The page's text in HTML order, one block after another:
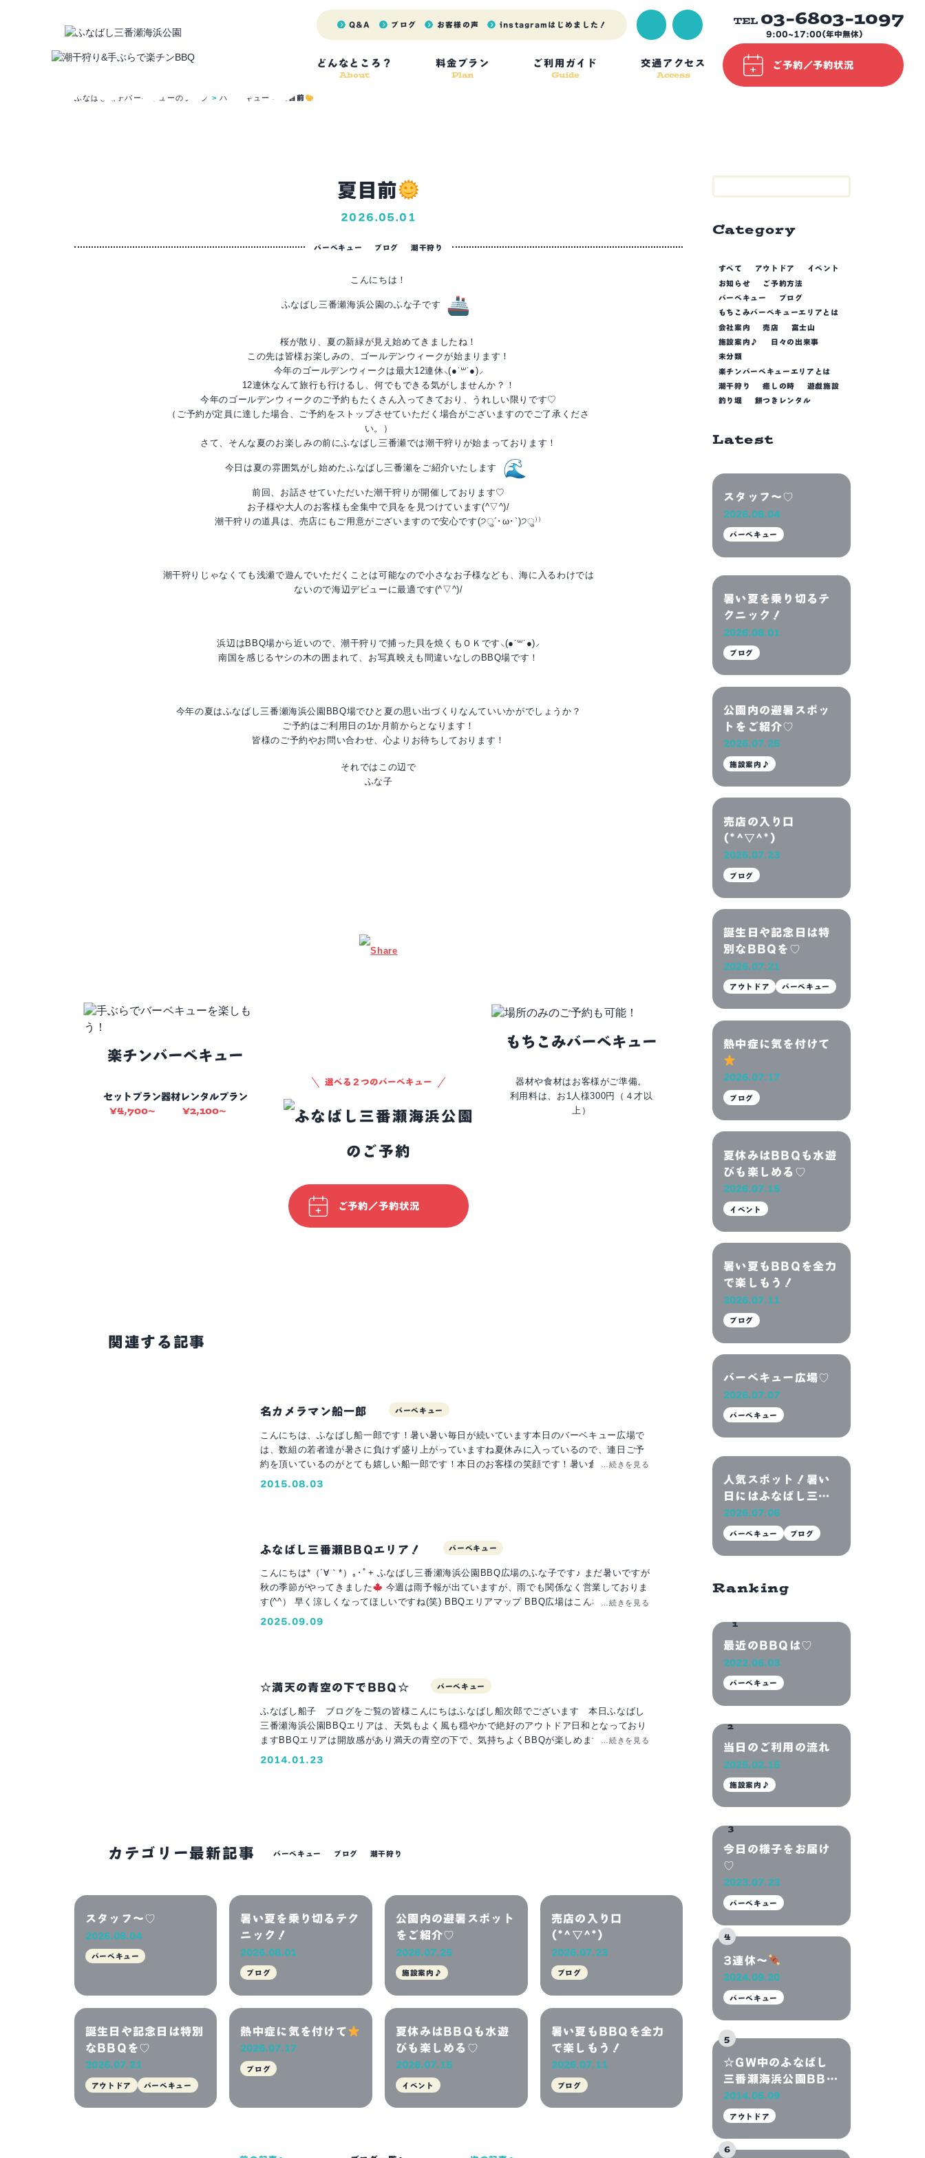
Q&A ブログ お客様の声 instagram はじめました！ TEL 03-6803-1097
9:00~17:00(年中無休)
どんなところ？
About
料金プラン
Plan
ご利用ガイド
Guide
交通アクセス
Access
ご予約／予約状況
Blog
ふなばし船子バーベキューのブログ バーベキュー 夏目前
夏目前
2026.05.01
バーベキュー ブログ 潮干狩り
こんにちは！
ふなばし三番瀬海浜公園のふな子です
桜が散り、夏の新緑が見え始めてきましたね！
この先は皆様お楽しみの、ゴールデンウィークが始まります！
今年のゴールデンウィークは最大12連休⸜(●˙꒳˙●)⸝
12連休なんて旅行も行けるし、何でもできる気がしませんか？！
今年のゴールデンウィークのご予約もたくさん入ってきており、うれしい限りです♡
（ご予約が定員に達した場合、ご予約をストップさせていただく場合がございますのでご了承くださ
い。）
さて、そんな夏のお楽しみの前にふなばし三番瀬では潮干狩りが始まっております！
今日は夏の雰囲気がし始めたふなばし三番瀬をご紹介いたします
前回、お話させていただいた潮干狩りが開催しております♡
お子様や大人のお客様も全集中で貝をを見つけています(^▽^)/
潮干狩りの道具は、売店にもご用意がございますので安心です(੭ु´･ω･`)੭ु⁾⁾
潮干狩りじゃなくても浅瀬で遊んでいただくことは可能なので小さなお子様なども、海に入るわけでは
ないので海辺デビューに最適です(^▽^)/
浜辺はBBQ場から近いので、潮干狩りで捕った貝を焼くもＯＫです⸜(●˙꒳˙●)⸝
南国を感じるヤシの木の囲まれて、お写真映えも間違いなしのBBQ場です！
今年の夏はふなばし三番瀬海浜公園BBQ場でひと夏の思い出づくりなんていいかがでしょうか？
ご予約はご利用日の1か月前からとなります！
皆様のご予約やお問い合わせ、心よりお待ちしております！
それではこの辺で
ふな子
Email
楽チンバーベキュー
セットプラン
¥4,700〜
器材レンタルプラン
¥2,100〜
選べる２つのバーベキュー
のご予約
ご予約／予約状況
もちこみバーベキュー
器材や食材はお客様がご準備。
利用料は、お1人様300円（４才以
上）
関連する記事
名カメラマン船一郎 バーベキュー
こんにちは、ふなばし船一郎です！暑い暑い毎日が続いています本日のバーベキュー広場で
は、数組の若者達が暑さに負けず盛り上がっていますね夏休みに入っているので、連日ご予
約を頂いているのがとても嬉しい船一郎です！本日のお客様の笑顔です！暑い倉庫の中で洗
い物をしている船一郎の事を気遣ってくれたりとても気持ち良く元気な若者達でしたまた来
…続きを見る
2015.08.03
ふなばし三番瀬BBQエリア！ バーベキュー
こんにちは*（´∀｀*）｡･ﾟ+ ふなばし三番瀬海浜公園BBQ広場のふな子です♪ まだ暑いですが
秋の季節がやってきました
今週は雨予報が出ていますが、雨でも関係なく営業しておりま
す(^^） 早く涼しくなってほしいですね(笑) BBQエリアマップ BBQ広場はこんな感じです！
右側ではの芝生でバトミントンをしたり遊んでるお客様もいらっしゃいます。 とても広いの
てみてください。 お菓子やカップラーメン、飲み物もございます！ 【営業時間】 9時から16
す♡ バーベキュー場についての不明な点は、お問い合わせ下さい
気持よく、対応させて頂
きます
. . 𖥧 𖥧 𖧧 ˒˒. . 𖡼.𖤣𖥧 ⠜. . 𖥧 𖥧 𖧧 ˒˒. . 𖡼.𖤣𖥧 ⠜ ❁器材レンタルプラン 2,400円 ４名様
～ ❁器材・食材付きプラン 5,200円 4名様～ ❁もちこみエリア 300円 1名様～ お問い
合わせはお問い合わせフォーム メール、LINE、お電話 皆様のご利用をスタッフ一同 心より
…続きを見る
2025.09.09
☆満天の青空の下でBBQ☆ バーベキュー
ふなばし船子 ブログをご覧の皆様こんにちはふなばし船次郎でございます 本日ふなばし
三番瀬海浜公園BBQエリアは、天気もよく風も穏やかで絶好のアウトドア日和となっており
ますBBQエリアは開放感があり満天の青空の下で、気持ちよくBBQが楽しめますふなばし三
番瀬海浜公園BBQエリアはゴミ捨て場、炭捨て場、洗い場等もご用意しておりお客様がゴミ
オシャレなBBQを楽しんでみてはいかがでしょうかふなばし三番瀬海浜公園BBQエリアは、
…続きを見る
2014.01.23
カテゴリー最新記事 バーベキュー ブログ 潮干狩り
スタッフ～♡
2026.08.04
バーベキュー
暑い夏を乗り切るテク
ニック！
2026.08.01
ブログ
公園内の避暑スポット
をご紹介♡
2026.07.25
施設案内♪
売店の入り口
(*^▽^*)
2026.07.23
ブログ
誕生日や記念日は特別
なBBQを♡
2026.07.21
アウトドア バーベキュー
熱中症に気を付けて
2026.07.17
ブログ
夏休みはBBQも水遊
びも楽しめる♡
2026.07.15
イベント
暑い夏もBBQを全力
で楽しもう！
2026.07.11
ブログ
Category
すべて アウトドア イベント
お知らせ ご予約方法
バーベキュー ブログ
もちこみバーベキューエリアとは
会社案内 売店 富士山
施設案内♪ 日々の出来事
未分類
楽チンバーベキューエリアとは
潮干狩り 癒しの時 遊戯施設
釣り堀 餅つきレンタル
Latest
スタッフ～♡
2026.08.04
バーベキュー
暑い夏を乗り切るテ
クニック！
2026.08.01
ブログ
公園内の避暑スポッ
トをご紹介♡
2026.07.25
施設案内♪
売店の入り口
(*^▽^*)
2026.07.23
ブログ
誕生日や記念日は特
別なBBQを♡
2026.07.21
アウトドア バーベキュー
熱中症に気を付けて
2026.07.17
ブログ
夏休みはBBQも水遊
びも楽しめる♡
2026.07.15
イベント
暑い夏もBBQを全力
で楽しもう！
2026.07.11
ブログ
バーベキュー広場♡
2026.07.07
バーベキュー
人気スポット！暑い
日にはふなばし三番
瀬海浜公園へ！
2026.07.06
バーベキュー ブログ
Ranking
最近のBBQは♡
2022.06.03
バーベキュー
当日のご利用の流れ
2025.02.15
施設案内♪
今日の様子をお届け
♡
2023.07.23
バーベキュー
3連休～
2024.09.20
バーベキュー
☆GW中のふなばし
三番瀬海浜公園BBQ
エリア☆
2014.05.09
アウトドア